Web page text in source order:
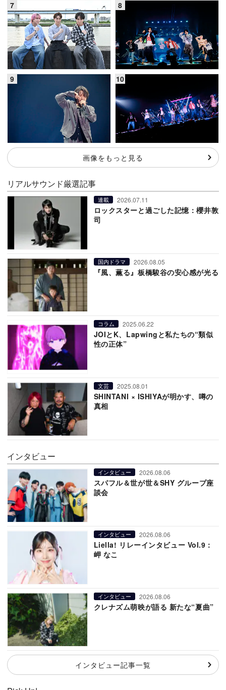
画像をもっと見る
リアルサウンド厳選記事
連載 2026.07.11
ロックスターと過ごした記憶：櫻井敦
司
国内ドラマ 2026.08.05
『風、薫る』板橋駿谷の安心感が光る
コラム 2025.06.22
JOIとK、Lapwingと私たちの“類似
性の正体”
文芸 2025.08.01
SHINTANI × ISHIYAが明かす、噂の
真相
インタビュー
インタビュー 2026.08.06
スパフル＆世が世＆SHY グループ座
談会
インタビュー 2026.08.06
Liella! リレーインタビュー Vol.9：
岬 なこ
インタビュー 2026.08.06
クレナズム萌映が語る 新たな“夏曲”
インタビュー記事一覧